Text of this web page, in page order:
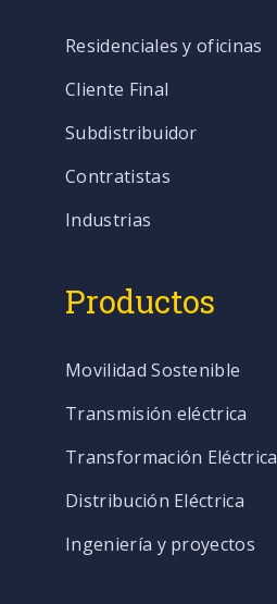
Residenciales y oficinas
Cliente Final
Subdistribuidor
Contratistas
Industrias
Productos
Movilidad Sostenible
Transmisión eléctrica
Transformación Eléctrica
Distribución Eléctrica
Ingeniería y proyectos